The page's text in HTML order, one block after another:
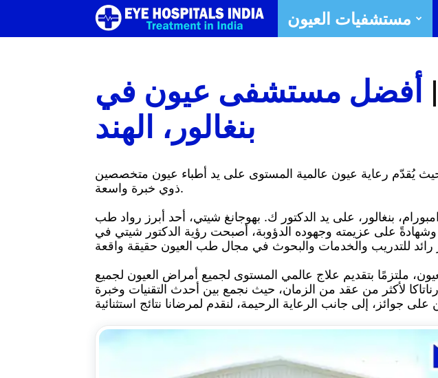
أفضل
للعيون
الهند
|
مستشفى
مستشفيات العيون
أفضل مستشفى عيون في
بنغالور، الهند
حيث يُقدّم رعاية عيون عالمية المستوى على يد أطباء عيون متخصصين
ذوي خبرة واسعة.
بنغالور، على يد الدكتور ك. بهوجانغ شيتي، أحد أبرز رواد طب
المستشفى نموًا ملحوظًا خلال الـ ٤٢ عامًا الماضية. وشهادةً على عزيمته وجهوده الدؤوبة، أصبحت رؤية الدكتور شيتي في
ملتزمًا بتقديم علاج عالمي المستوى لجميع أمراض العيون لجميع
لأكثر من عقد من الزمان، حيث نجمع بين أحدث التقنيات وخبرة